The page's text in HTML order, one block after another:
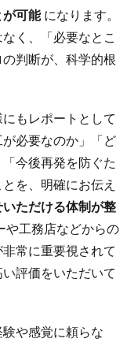
が可能になります。
く、「必要なとこ
判断が、科学的根
もレポートとして
必要なのか」「ど
今後再発を防ぐた
を、明確にお伝え
ただける体制が整
や工務店などからの
常に重要視されて
評価をいただいて
や感覚に頼らな